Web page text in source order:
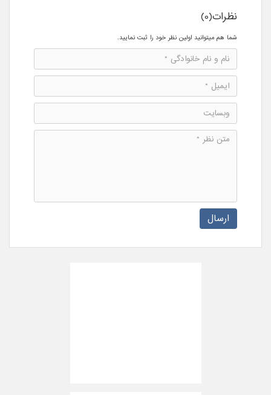
نظرات(0)
شما هم میتوانید اولین نظر خود را ثبت نمایید.
ارسال